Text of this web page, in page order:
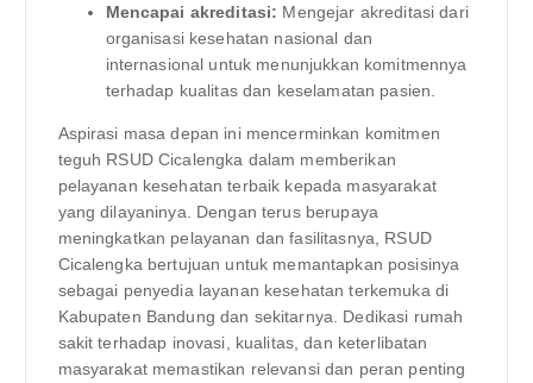
Mencapai akreditasi: Mengejar akreditasi dari
organisasi kesehatan nasional dan
internasional untuk menunjukkan komitmennya
terhadap kualitas dan keselamatan pasien.
Aspirasi masa depan ini mencerminkan komitmen
teguh RSUD Cicalengka dalam memberikan
pelayanan kesehatan terbaik kepada masyarakat
yang dilayaninya. Dengan terus berupaya
meningkatkan pelayanan dan fasilitasnya, RSUD
Cicalengka bertujuan untuk memantapkan posisinya
sebagai penyedia layanan kesehatan terkemuka di
Kabupaten Bandung dan sekitarnya. Dedikasi rumah
sakit terhadap inovasi, kualitas, dan keterlibatan
masyarakat memastikan relevansi dan peran penting